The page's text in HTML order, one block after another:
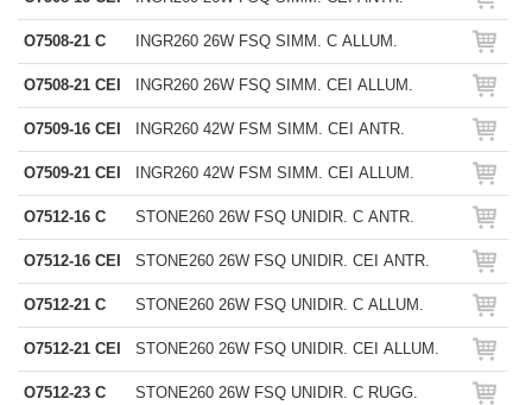
O7508-21 C INGR260 26W FSQ SIMM. C ALLUM.
O7508-21 CEI INGR260 26W FSQ SIMM. CEI ALLUM.
O7509-16 CEI INGR260 42W FSM SIMM. CEI ANTR.
O7509-21 CEI INGR260 42W FSM SIMM. CEI ALLUM.
O7512-16 C STONE260 26W FSQ UNIDIR. C ANTR.
O7512-16 CEI STONE260 26W FSQ UNIDIR. CEI ANTR.
O7512-21 C STONE260 26W FSQ UNIDIR. C ALLUM.
O7512-21 CEI STONE260 26W FSQ UNIDIR. CEI ALLUM.
O7512-23 C STONE260 26W FSQ UNIDIR. C RUGG.